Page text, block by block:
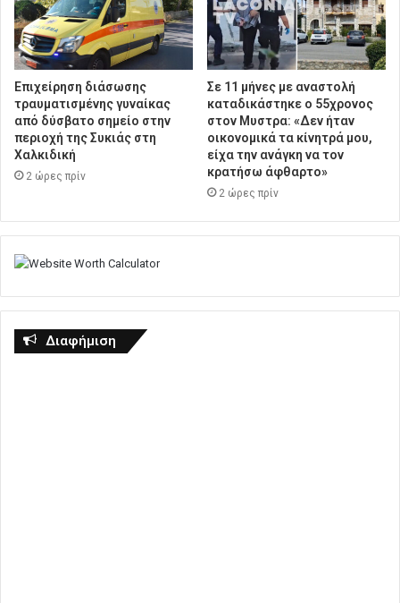
Επιχείρηση διάσωσης
τραυματισμένης γυναίκας
από δύσβατο σημείο στην
περιοχή της Συκιάς στη
Χαλκιδική
2 ώρες πρίν
Σε 11 μήνες με αναστολή
καταδικάστηκε ο 55χρονος
στον Μυστρα: «Δεν ήταν
οικονομικά τα κίνητρά μου,
είχα την ανάγκη να τον
κρατήσω άφθαρτο»
2 ώρες πρίν
Διαφήμιση